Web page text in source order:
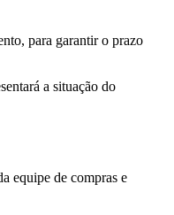
para garantir o prazo
a situação do
equipe de compras e